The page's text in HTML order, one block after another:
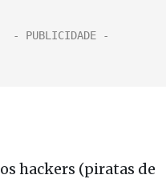
hackers (piratas de